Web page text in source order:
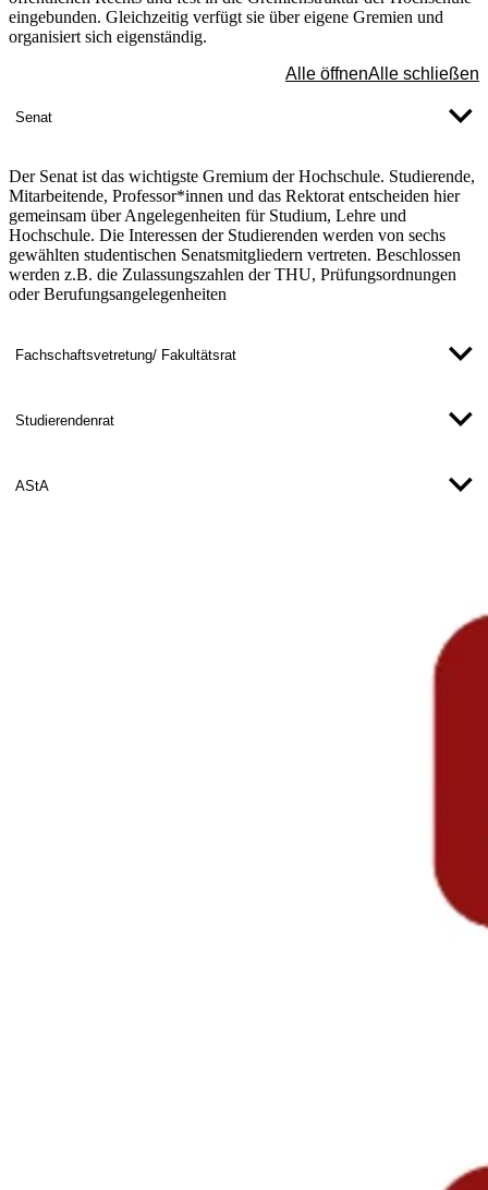
eingebunden. Gleichzeitig verfügt sie über eigene Gremien und
organisiert sich eigenständig.
Alle öffnenAlle schließen
Senat
Der Senat ist das wichtigste Gremium der Hochschule. Studierende,
Mitarbeitende, Professor*innen und das Rektorat entscheiden hier
gemeinsam über Angelegenheiten für Studium, Lehre und
Hochschule. Die Interessen der Studierenden werden von sechs
gewählten studentischen Senatsmitgliedern vertreten. Beschlossen
werden z.B. die Zulassungszahlen der THU, Prüfungsordnungen
oder Berufungsangelegenheiten
Fachschaftsvetretung/ Fakultätsrat
Studierendenrat
AStA